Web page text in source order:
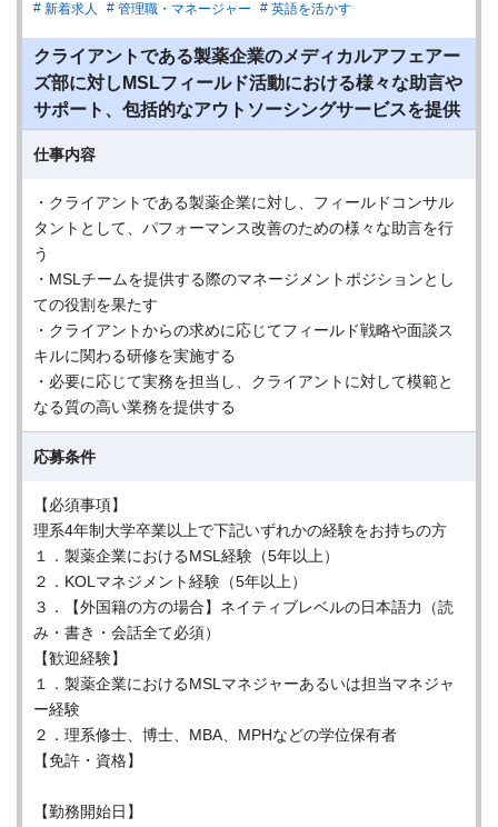
新着求人 管理職・マネージャー 英語を活かす
クライアントである製薬企業のメディカルアフェアー
ズ部に対しMSLフィールド活動における様々な助言や
サポート、包括的なアウトソーシングサービスを提供
仕事内容
・クライアントである製薬企業に対し、フィールドコンサル
タントとして、パフォーマンス改善のための様々な助言を行
う
・MSLチームを提供する際のマネージメントポジションとし
ての役割を果たす
・クライアントからの求めに応じてフィールド戦略や面談ス
キルに関わる研修を実施する
・必要に応じて実務を担当し、クライアントに対して模範と
なる質の高い業務を提供する
応募条件
【必須事項】
理系4年制大学卒業以上で下記いずれかの経験をお持ちの方
１．製薬企業におけるMSL経験（5年以上）
２．KOLマネジメント経験（5年以上）
３．【外国籍の方の場合】ネイティブレベルの日本語力（読
み・書き・会話全て必須）
【歓迎経験】
１．製薬企業におけるMSLマネジャーあるいは担当マネジャ
ー経験
２．理系修士、博士、MBA、MPHなどの学位保有者
【免許・資格】
【勤務開始日】